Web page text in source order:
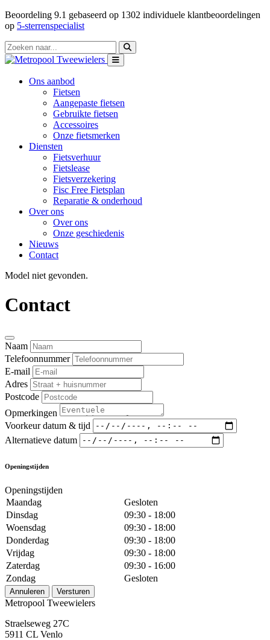
Beoordeling 9.1 gebaseerd op 1302 individuele klantbeoordelingen
op 5-sterrenspecialist
Ons aanbod
Fietsen
Aangepaste fietsen
Gebruikte fietsen
Accessoires
Onze fietsmerken
Diensten
Fietsverhuur
Fietslease
Fietsverzekering
Fisc Free Fietsplan
Reparatie & onderhoud
Over ons
Over ons
Onze geschiedenis
Nieuws
Contact
Model niet gevonden.
Contact
Naam
Telefoonnummer
E-mail
Adres
Postcode
Opmerkingen
Voorkeur datum & tijd
Alternatieve datum
Openingstijden
Openingstijden
Maandag
Gesloten
Dinsdag
09:30 - 18:00
Woensdag
09:30 - 18:00
Donderdag
09:30 - 18:00
Vrijdag
09:30 - 18:00
Zaterdag
09:30 - 16:00
Zondag
Gesloten
Annuleren Versturen
Metropool Tweewielers
Straelseweg 27C
5911 CL Venlo